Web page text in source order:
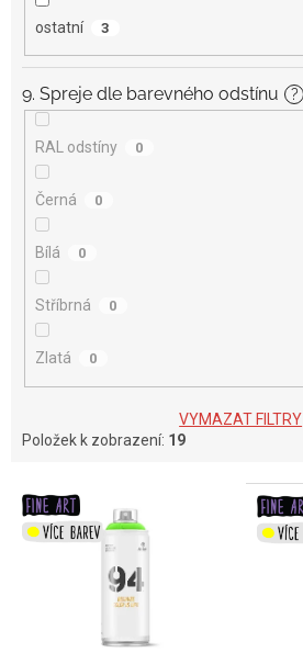
ostatní 3
9. Spreje dle barevného odstínu ?
RAL odstíny 0
Černá 0
Bílá 0
Stříbrná 0
Zlatá 0
VYMAZAT FILTRY
Položek k zobrazení: 19
V
p